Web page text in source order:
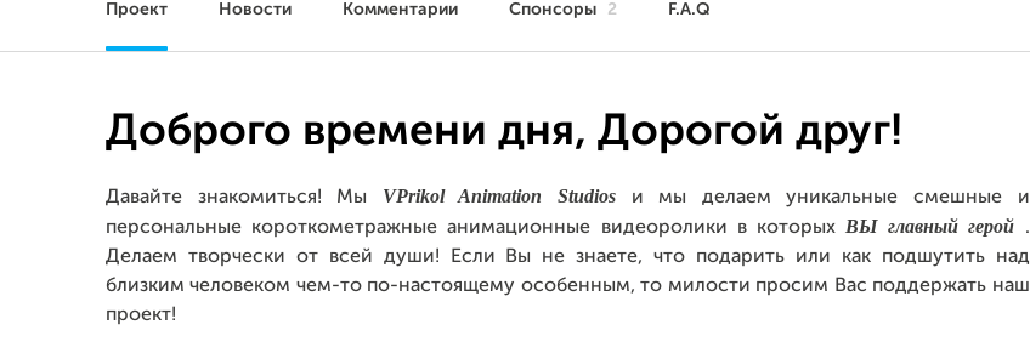
Проект Новости Комментарии Спонсоры 2 F.A.Q
Доброго времени дня, Дорогой друг!
Давайте знакомиться! Мы VPrikol Animation Studios и мы делаем уникальные смешные и
персональные короткометражные анимационные видеоролики в которыхВЫ главный герой
.
Делаем творчески от всей души! Если Вы не знаете, что подарить или как подшутить над
близким человеком чем-то по-настоящему особенным, то милости просим Вас поддержать наш
проект!